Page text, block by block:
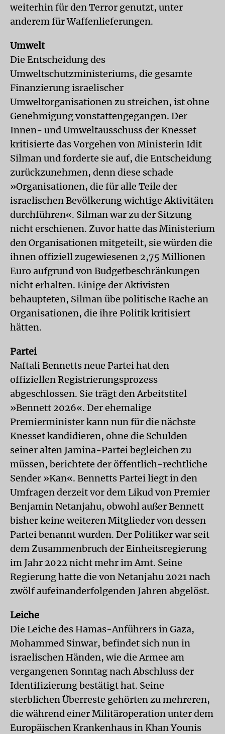
weiterhin für den Terror genutzt, unter
anderem für Waffenlieferungen.
Umwelt
Die Entscheidung des
Umweltschutzministeriums, die gesamte
Finanzierung israelischer
Umweltorganisationen zu streichen, ist ohne
Genehmigung vonstattengegangen. Der
Innen- und Umweltausschuss der Knesset
kritisierte das Vorgehen von Ministerin Idit
Silman und forderte sie auf, die Entscheidung
zurückzunehmen, denn diese schade
»Organisationen, die für alle Teile der
israelischen Bevölkerung wichtige Aktivitäten
durchführen«. Silman war zu der Sitzung
nicht erschienen. Zuvor hatte das Ministerium
den Organisationen mitgeteilt, sie würden die
ihnen offiziell zugewiesenen 2,75 Millionen
Euro aufgrund von Budgetbeschränkungen
nicht erhalten. Einige der Aktivisten
behaupteten, Silman übe politische Rache an
Organisationen, die ihre Politik kritisiert
hätten.
Partei
Naftali Bennetts neue Partei hat den
offiziellen Registrierungsprozess
abgeschlossen. Sie trägt den Arbeitstitel
»Bennett 2026«. Der ehemalige
Premierminister kann nun für die nächste
Knesset kandidieren, ohne die Schulden
seiner alten Jamina-Partei begleichen zu
müssen, berichtete der öffentlich-rechtliche
Sender »Kan«. Bennetts Partei liegt in den
Umfragen derzeit vor dem Likud von Premier
Benjamin Netanjahu, obwohl außer Bennett
bisher keine weiteren Mitglieder von dessen
Partei benannt wurden. Der Politiker war seit
dem Zusammenbruch der Einheitsregierung
im Jahr 2022 nicht mehr im Amt. Seine
Regierung hatte die von Netanjahu 2021 nach
zwölf aufeinanderfolgenden Jahren abgelöst.
Leiche
Die Leiche des Hamas-Anführers in Gaza,
Mohammed Sinwar, befindet sich nun in
israelischen Händen, wie die Armee am
vergangenen Sonntag nach Abschluss der
Identifizierung bestätigt hat. Seine
sterblichen Überreste gehörten zu mehreren,
die während einer Militäroperation unter dem
Europäischen Krankenhaus in Khan Younis